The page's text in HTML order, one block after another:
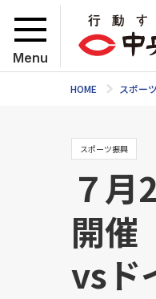
Menu
HOME スポー
スポーツ振興
７
開催
vsド